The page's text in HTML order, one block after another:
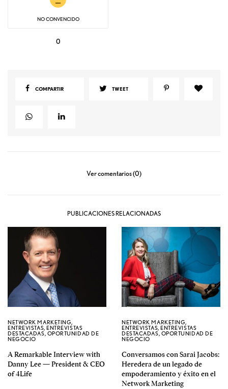
NO CONVENCIDO
0
COMPARTIR TWEET
Ver comentarios (0)
PUBLICACIONES RELACIONADAS
NETWORK MARKETING,
ENTREVISTAS,ENTREVISTAS
DESTACADAS, OPORTUNIDAD DE
NEGOCIO
A Remarkable Interview with
Danny Lee — President & CEO
of 4Life
NETWORK MARKETING,
ENTREVISTAS,ENTREVISTAS
DESTACADAS, OPORTUNIDAD DE
NEGOCIO
Conversamos con Sarai Jacobs:
Heredera de un legado de
empoderamiento y éxito en el
Network Marketing